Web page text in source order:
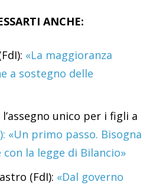
ANCHE:
«La maggioranza
a sostegno delle
unico per i figli a
«Un primo passo. Bisogna
la legge di Bilancio»
(FdI): «Dal governo